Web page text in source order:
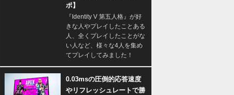
ポ】
『Identity V 第五人格』が好
きな人やプレイしたことある
人、全くプレイしたことがな
い人など、様々な4人を集め
てプレイしてみました！
0.03msの圧倒的応答速度
やリフレッシュレートで勝